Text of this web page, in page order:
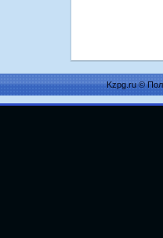
Kzpg.ru ©